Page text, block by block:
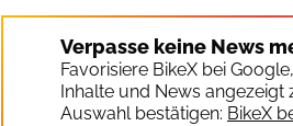
Verpasse keine News
Favorisiere BikeX bei
Inhalte und News angezeigt
Auswahl bestätigen: BikeX